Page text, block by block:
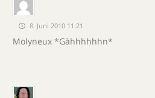
8. Juni 2010 11:21
Molyneux *Gàhhhhhhn*